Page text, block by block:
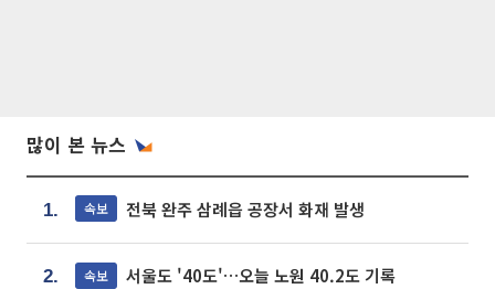
많이 본 뉴스
1. 속보 전북 완주 삼례읍 공장서 화재 발생
2. 속보 서울도 '40도'…오늘 노원 40.2도 기록